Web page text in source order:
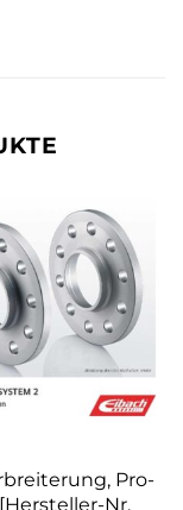
Pro-
Nr.